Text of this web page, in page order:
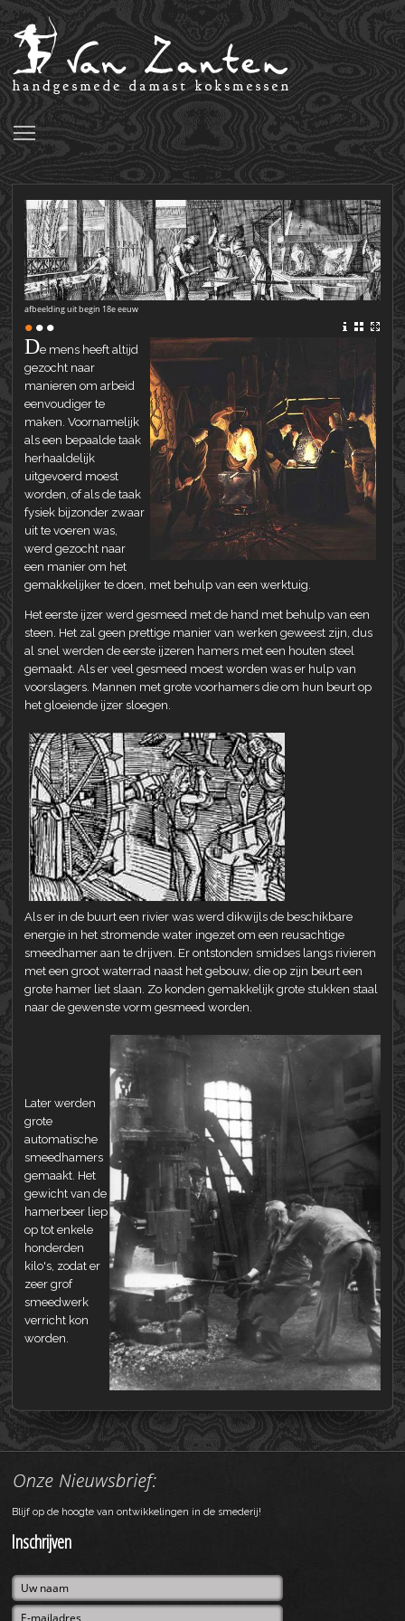
•••
afbeelding uit begin 18e eeuw
De mens heeft altijd
gezocht naar
manieren om arbeid
eenvoudiger te
maken. Voornamelijk
als een bepaalde taak
herhaaldelijk
uitgevoerd moest
worden, of als de taak
fysiek bijzonder zwaar
uit te voeren was,
werd gezocht naar
een manier om het
gemakkelijker te doen, met behulp van een werktuig.
Het eerste ijzer werd gesmeed met de hand met behulp van een
steen. Het zal geen prettige manier van werken geweest zijn, dus
al snel werden de eerste ijzeren hamers met een houten steel
gemaakt. Als er veel gesmeed moest worden was er hulp van
voorslagers. Mannen met grote voorhamers die om hun beurt op
het gloeiende ijzer sloegen.
Als er in de buurt een rivier was werd dikwijls de beschikbare
energie in het stromende water ingezet om een reusachtige
smeedhamer aan te drijven. Er ontstonden smidses langs rivieren
met een groot waterrad naast het gebouw, die op zijn beurt een
grote hamer liet slaan. Zo konden gemakkelijk grote stukken staal
naar de gewenste vorm gesmeed worden.
Later werden
grote
automatische
smeedhamers
gemaakt. Het
gewicht van de
hamerbeer liep
op tot enkele
honderden
kilo's, zodat er
zeer grof
smeedwerk
verricht kon
worden.
Blijf op de hoogte van ontwikkelingen in de smederij!
Inschrijven